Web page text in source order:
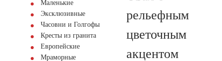
Маленькие
Эксклюзивные
Часовни и Голгофы
Кресты из гранита
Европейские
Мраморные
рельефным
цветочным
акцентом